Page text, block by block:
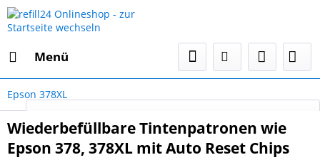
Menü
Epson 378XL
Wiederbefüllbare Tintenpatronen wie
Epson 378, 378XL mit Auto Reset Chips